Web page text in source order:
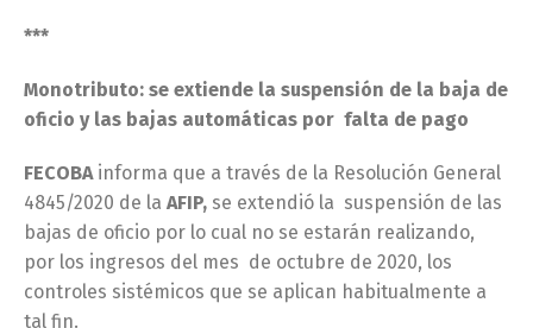
***
Monotributo: se extiende la suspensión de la baja de
oficio y las bajas automáticas por falta de pago
FECOBA informa que a través de la Resolución General
4845/2020 de la AFIP, se extendió la suspensión de las
bajas de oficio por lo cual no se estarán realizando,
por los ingresos del mes de octubre de 2020, los
controles sistémicos que se aplican habitualmente a
tal fin.